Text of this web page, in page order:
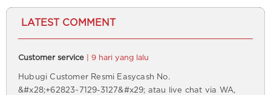
LATEST COMMENT
Customer service | 9 hari yang lalu
Hubugi Customer Resmi Easycash No.
&#x28;+62823~7129-3127&#x29; atau live chat via WA,